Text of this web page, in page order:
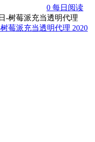
0 每日阅读
树莓派充当透明代理 2020